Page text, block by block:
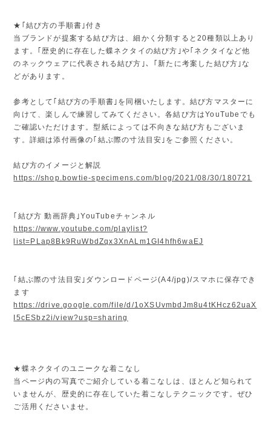
★｢結び方の手順書｣付き
当ブランドが提案する結び方は、細かく分類すると20種類以上あり
ます。｢歴史的に存在した蝶ネクタイの結び方｣や｢ネクタイなど他
のネックウェアに代表される結び方｣、｢新たに考案した結び方｣な
どがあります。
参考として｢結び方の手順書｣を同梱いたします。結び方マスターに
向けて、楽しんで練習してみてください。各結び方はYouTubeでも
ご確認いただけます。型紙によっては不向きな結び方もございま
す。詳細は添付画像の｢結ぶ際の寸法目安｣をご参照ください。
結び方のイメージと解説
https://shop.bowtie-specimens.com/blog/2021/08/30/180721
｢結び方 動画辞典｣YouTubeチャンネル
https://www.youtube.com/playlist?
list=PLap8Bk9RuWbdZqx3XnALm1GI4hfh6waEJ
｢結ぶ際の寸法目安｣ダウンロードページ(A4/jpg)/スマホに保存でき
ます
https://drive.google.com/file/d/1oXSUvmbdJm8u4tKHcz62uaX
I5cESbz2i/view?usp=sharing
★蝶ネクタイのユニークな着こなし
当ページ内の写真でご紹介している着こなしは、ほとんど知られて
いませんが、歴史的に存在していた着こなしテクニックです。ぜひ
ご活用くださいませ。